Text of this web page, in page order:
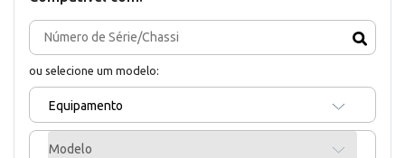
ou selecione um modelo:
Equipamento
Modelo